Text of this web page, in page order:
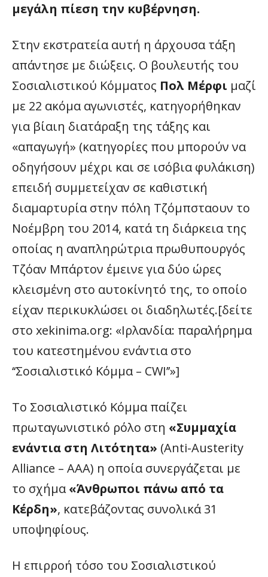
μεγάλη πίεση την κυβέρνηση.
Στην εκστρατεία αυτή η άρχουσα τάξη
απάντησε με διώξεις. Ο βουλευτής του
Σοσιαλιστικού Κόμματος Πολ Μέρφι μαζί
με 22 ακόμα αγωνιστές, κατηγορήθηκαν
για βίαιη διατάραξη της τάξης και
«απαγωγή» (κατηγορίες που μπορούν να
οδηγήσουν μέχρι και σε ισόβια φυλάκιση)
επειδή συμμετείχαν σε καθιστική
διαμαρτυρία στην πόλη Τζόμπσταουν το
Νοέμβρη του 2014, κατά τη διάρκεια της
οποίας η αναπληρώτρια πρωθυπουργός
Τζόαν Μπάρτον έμεινε για δύο ώρες
κλεισμένη στο αυτοκίνητό της, το οποίο
είχαν περικυκλώσει οι διαδηλωτές.[δείτε
στο xekinima.org: «Ιρλανδία: παραλήρημα
του κατεστημένου ενάντια στο
‘‘Σοσιαλιστικό Κόμμα – CWI’’»]
Το Σοσιαλιστικό Κόμμα παίζει
πρωταγωνιστικό ρόλο στη «Συμμαχία
ενάντια στη Λιτότητα» (Anti-Austerity
Alliance – ΑΑΑ) η οποία συνεργάζεται με
το σχήμα«Άνθρωποι πάνω από τα
Κέρδη», κατεβάζοντας συνολικά 31
υποψηφίους.
Η επιρροή τόσο του Σοσιαλιστικού